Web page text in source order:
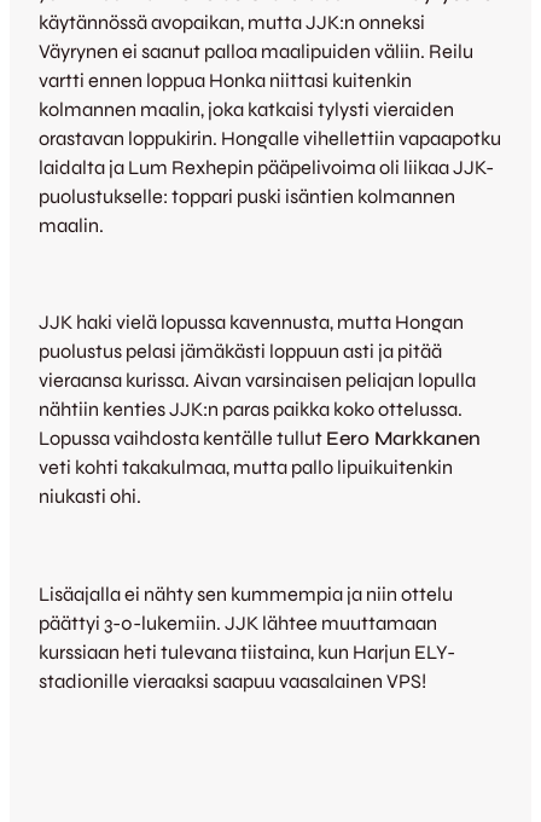
käytännössä avopaikan, mutta JJK:n onneksi
Väyrynen ei saanut palloa maalipuiden väliin. Reilu
vartti ennen loppua Honka niittasi kuitenkin
kolmannen maalin, joka katkaisi tylysti vieraiden
orastavan loppukirin. Hongalle vihellettiin vapaapotku
laidalta ja Lum Rexhepin pääpelivoima oli liikaa JJK-
puolustukselle: toppari puski isäntien kolmannen
maalin.
JJK haki vielä lopussa kavennusta, mutta Hongan
puolustus pelasi jämäkästi loppuun asti ja pitää
vieraansa kurissa. Aivan varsinaisen peliajan lopulla
nähtiin kenties JJK:n paras paikka koko ottelussa.
Lopussa vaihdosta kentälle tullut Eero Markkanen
veti kohti takakulmaa, mutta pallo lipuikuitenkin
niukasti ohi.
Lisäajalla ei nähty sen kummempia ja niin ottelu
päättyi 3-0-lukemiin. JJK lähtee muuttamaan
kurssiaan heti tulevana tiistaina, kun Harjun ELY-
stadionille vieraaksi saapuu vaasalainen VPS!